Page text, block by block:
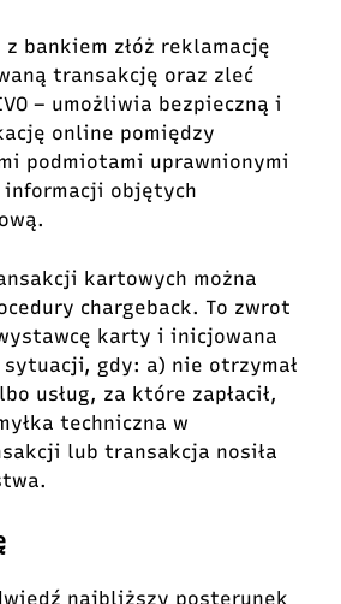
bankiem złóż reklamację
transakcję oraz zleć
– umożliwia bezpieczną i
online pomiędzy
podmiotami uprawnionymi
objętych
kartowych można
chargeback. To zwrot
karty i inicjowana
gdy: a) nie otrzymał
usług, za które zapłacił,
techniczna w
lub transakcja nosiła
najbliższy posterunek